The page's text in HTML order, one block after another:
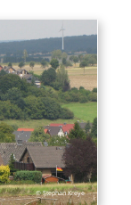
© Stephan Kreye